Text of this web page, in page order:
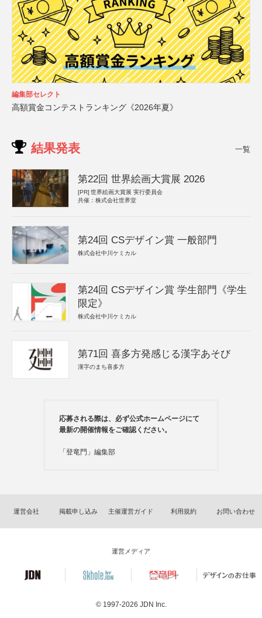
編集部セレクト
高額賞金コンテストランキング《2026年夏》
結果発表 一覧
第22回 世界絵画大賞展 2026
[PR] 世界絵画大賞展 実行委員会
共催：株式会社世界堂
第24回 CSデザイン賞 一般部門
株式会社中川ケミカル
第24回 CSデザイン賞 学生部門《学生
限定》
株式会社中川ケミカル
第71回 喜多方発感じる漢字あそび
漢字のまち喜多方
応募される際は、必ず公式ホームページにて
最新の開催情報をご確認ください。
「登竜門」編集部
運営会社 掲載申し込み 主催運営ガイド 利用規約 お問い合わせ
運営メディア
© 1997-2026 JDN Inc.